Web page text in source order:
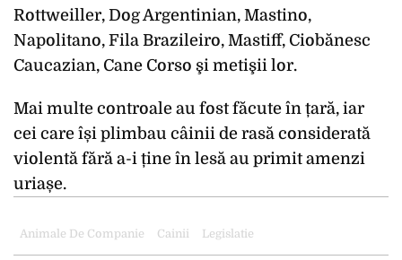
Rottweiller, Dog Argentinian, Mastino,
Napolitano, Fila Brazileiro, Mastiff, Ciobănesc
Caucazian, Cane Corso şi metişii lor.
Mai multe controale au fost făcute în țară, iar
cei care își plimbau câinii de rasă considerată
violentă fără a-i ține în lesă au primit amenzi
uriașe.
Animale De Companie Cainii Legislatie